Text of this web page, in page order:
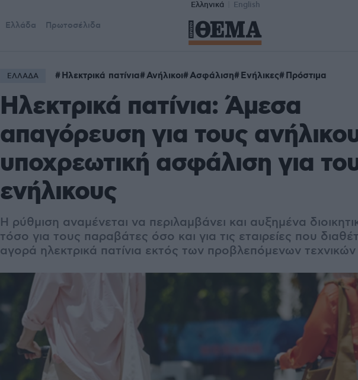
Ελληνικά English
Ελλάδα Πρωτοσέλιδα
ΕΛΛΑΔΑ Ηλεκτρικά πατίνια Ανήλικοι Ασφάλιση Ενήλικες Πρόστιμα
Ηλεκτρικά πατίνια: Άμεσα
απαγόρευση για τους
υποχρεωτική ασφάλιση για
ενήλικους
Η ρύθμιση αναμένεται να περιλαμβάνει και αυξημένα
τόσο για τους παραβάτες όσο και για τις εταιρείες που
αγορά ηλεκτρικά πατίνια εκτός των προβλεπόμενων